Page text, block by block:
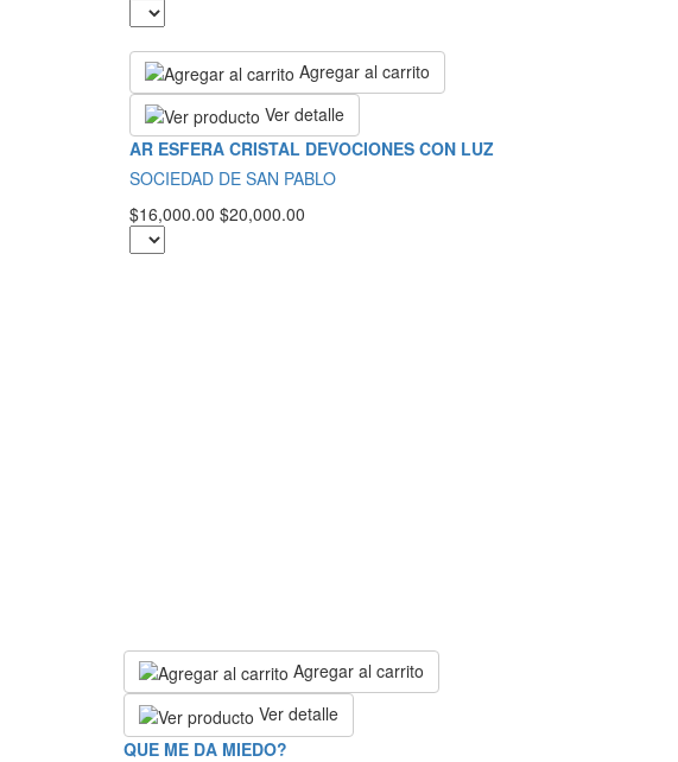
Agregar al carrito
Ver detalle
AR ESFERA CRISTAL DEVOCIONES CON LUZ
SOCIEDAD DE SAN PABLO
$16,000.00 $20,000.00
Agregar al carrito
Ver detalle
QUE ME DA MIEDO?